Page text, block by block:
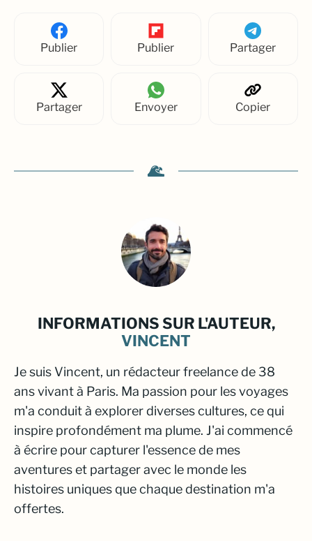
Publier Publier Partager
Partager Envoyer Copier
INFORMATIONS SUR L'AUTEUR,
VINCENT
Je suis Vincent, un rédacteur freelance de 38
ans vivant à Paris. Ma passion pour les voyages
m'a conduit à explorer diverses cultures, ce qui
inspire profondément ma plume. J'ai commencé
à écrire pour capturer l'essence de mes
aventures et partager avec le monde les
histoires uniques que chaque destination m'a
offertes.